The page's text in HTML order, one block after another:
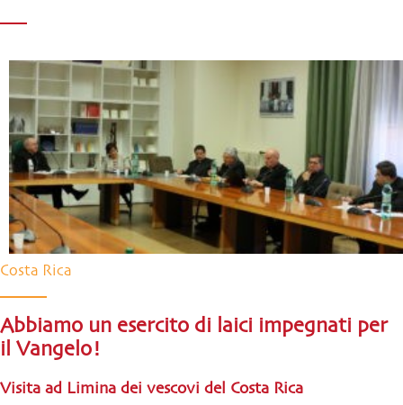
Costa Rica
Abbiamo un esercito di laici impegnati per
il Vangelo!
Visita ad Limina dei vescovi del Costa Rica